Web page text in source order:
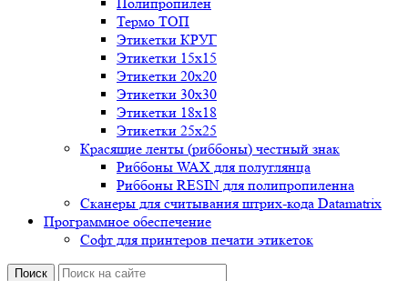
Термо ТОП
Этикетки КРУГ
Этикетки 15х15
Этикетки 20х20
Этикетки 30х30
Этикетки 18х18
Этикетки 25х25
Красящие ленты (риббоны) честный знак
Риббоны WAX для полуглянца
Риббоны RESIN для полипропиленна
Сканеры для считывания штрих-кода Datamatrix
Программное обеспечение
Софт для принтеров печати этикеток
Поиск